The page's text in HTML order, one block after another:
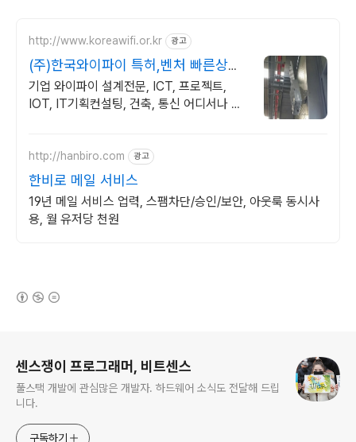
http://www.koreawifi.or.kr 광고
(주)한국와이파이 특허,벤처 빠른상담
가능
기업 와이파이 설계전문, ICT, 프로젝트,
IOT, IT기획컨설팅, 건축, 통신 어디서나 끊
http://hanbiro.com 광고
한비로 메일 서비스
19년 메일 서비스 업력, 스팸차단/승인/보안, 아웃룩 동시사
용, 월 유저당 천원
센스쟁이 프로그래머, 비트센스
풀스택 개발에 관심많은 개발자. 하드웨어 소식도 전달해 드립
니다.
구독하기